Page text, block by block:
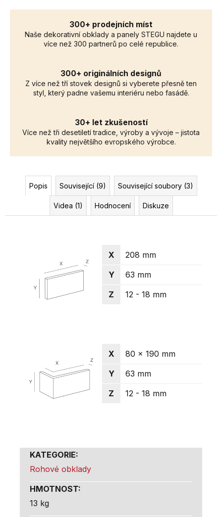
300+ prodejních míst
Naše dekorativní obklady a panely STEGU najdete u
více než 300 partnerů po celé republice.
300+ originálních designů
Z více než tří stovek designů si vyberete přesně ten
styl, který padne vašemu interiéru nebo fasádě.
30+ let zkušeností
Více než tři desetiletí tradice, výroby a vývoje – jistota
kvality největšího evropského výrobce.
Popis Související (9) Související soubory (3)
Videa (1) Hodnocení Diskuze
X
208 mm
Y
63 mm
Z
12 - 18 mm
X
80 x 190 mm
Y
63 mm
Z
12 - 18 mm
KATEGORIE:
Rohové obklady
HMOTNOST:
13 kg